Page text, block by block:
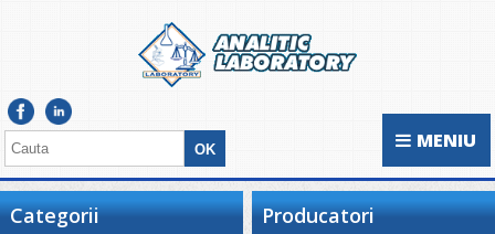
MENIU
Categorii Producatori